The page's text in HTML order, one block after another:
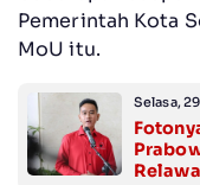
Pemerintah Kota
MoU itu.
Selasa,